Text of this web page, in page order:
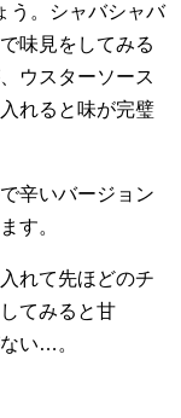
う。シャバシャバ
味見をしてみる
ウスターソース
れると味が完璧
辛いバージョン
す。
れて先ほどのチ
てみると甘
い…。